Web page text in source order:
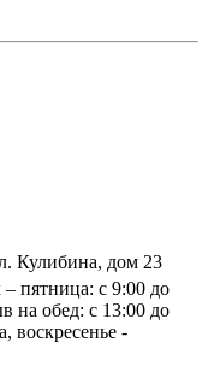
Кулибина, дом 23
пятница: с 9:00 до
на обед: с 13:00 до
воскресенье -